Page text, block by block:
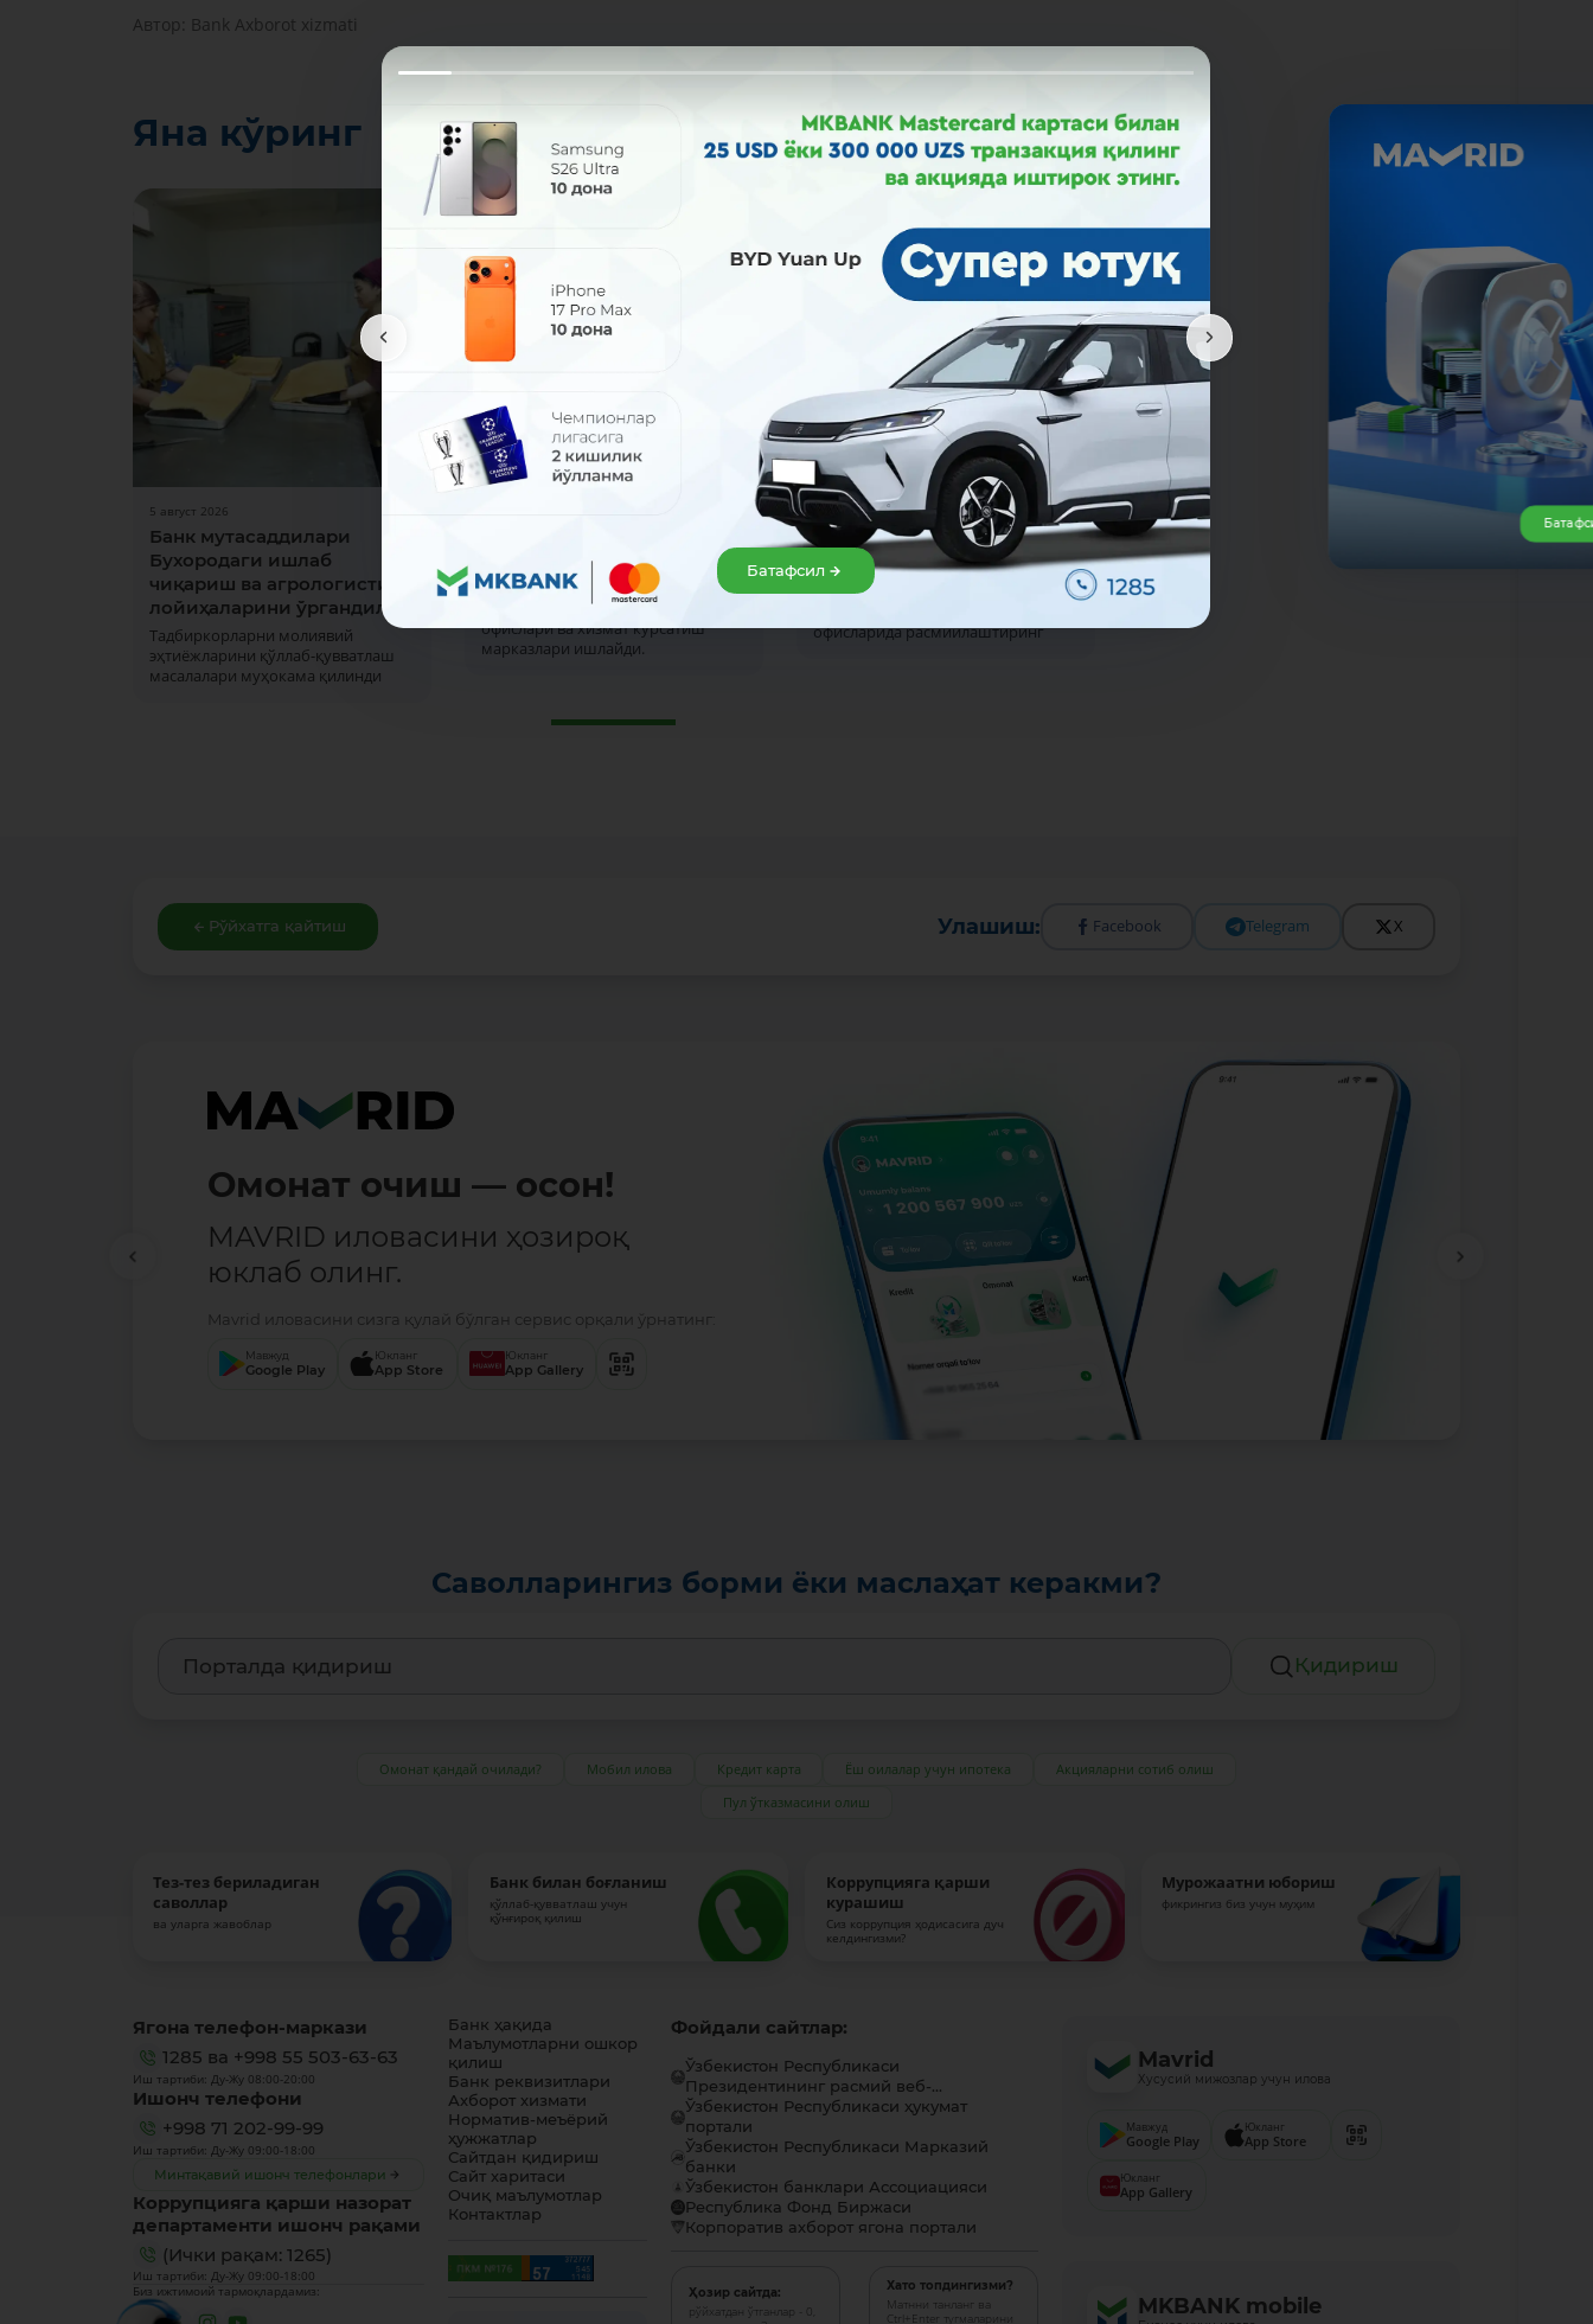
Автор: Bank Axborot xizmati
Яна кўринг
5 август 2026
Банк мутасаддилари
Бухородаги ишлаб
чиқариш ва агрологистика
лойиҳаларини ўргандилар
Тадбиркорларни молиявий
эҳтиёжларини қўллаб-қувватлаш
масалалари муҳокама қилинди
1 ва 2 август (шанба ва якшанба)
кунлари айрим навбатчи банк
офислари ва хизмат кўрсатиш
марказлари ишлайди.
31 июл 2026
Севимли ресторанингизда
имтиёзлари сизни
кутмоқда!
офисларида расмийлаштиринг
Рўйхатга қайтиш Улашиш: Facebook Telegram X
Омонат очиш — осон!
MAVRID иловасини ҳозироқ
юклаб олинг.
Mavrid иловасини сизга қулай бўлган сервис орқали ўрнатинг:
Мавжуд
Google Play
Юкланг
App Store
Юкланг
App Gallery
Саволларингиз борми ёки маслаҳат керакми?
Қидириш
Омонат қандай очилади? Мобил илова Кредит карта Ёш оилалар учун ипотека
Акцияларни сотиб олиш
Пул ўтказмасини олиш
Тез-тез бериладиган
саволлар
ва уларга жавоблар
Банк билан боғланиш
қўллаб-қувватлаш учун
қўнғироқ қилиш
Коррупцияга қарши
курашиш
Сиз коррупция ҳодисасига дуч
келдингизми?
Мурожаатни юбориш
фикрингиз биз учун муҳим
Ягона телефон-маркази
1285 ва +998 55 503-63-63
Иш тартиби: Ду-Жу 08:00-20:00
Ишонч телефони
+998 71 202-99-99
Иш тартиби: Ду-Жу 09:00-18:00
Минтақавий ишонч телефонлари
Коррупцияга қарши назорат
департаменти ишонч рақами
(Ички рақам: 1265)
Иш тартиби: Ду-Жу 09:00-18:00
Биз ижтимоий тармоқлардамиз:
Банк ҳақида
Маълумотларни ошкор
қилиш
Банк реквизитлари
Ахборот хизмати
Норматив-меъёрий
ҳужжатлар
Сайтдан қидириш
Сайт харитаси
Очиқ маълумотлар
Контактлар
Фойдали сайтлар:
Ўзбекистон Республикаси
Президентининг расмий веб-...
Ўзбекистон Республикаси ҳукумат
портали
Ўзбекистон Республикаси Марказий
банки
Ўзбекистон банклари Ассоциацияси
Республика Фонд Биржаси
Корпоратив ахборот ягона портали
Ҳозир сайтда:
рўйхатдан ўтганлар - 0,
Хато топдингизми?
Матнни танланг ва
Ctrl+Enter тугмаларини
Mavrid
Хусусий мижозлар учун илова
Мавжуд
Google Play
Юкланг
App Store
Юкланг
App Gallery
MKBANK mobile
Батафсил